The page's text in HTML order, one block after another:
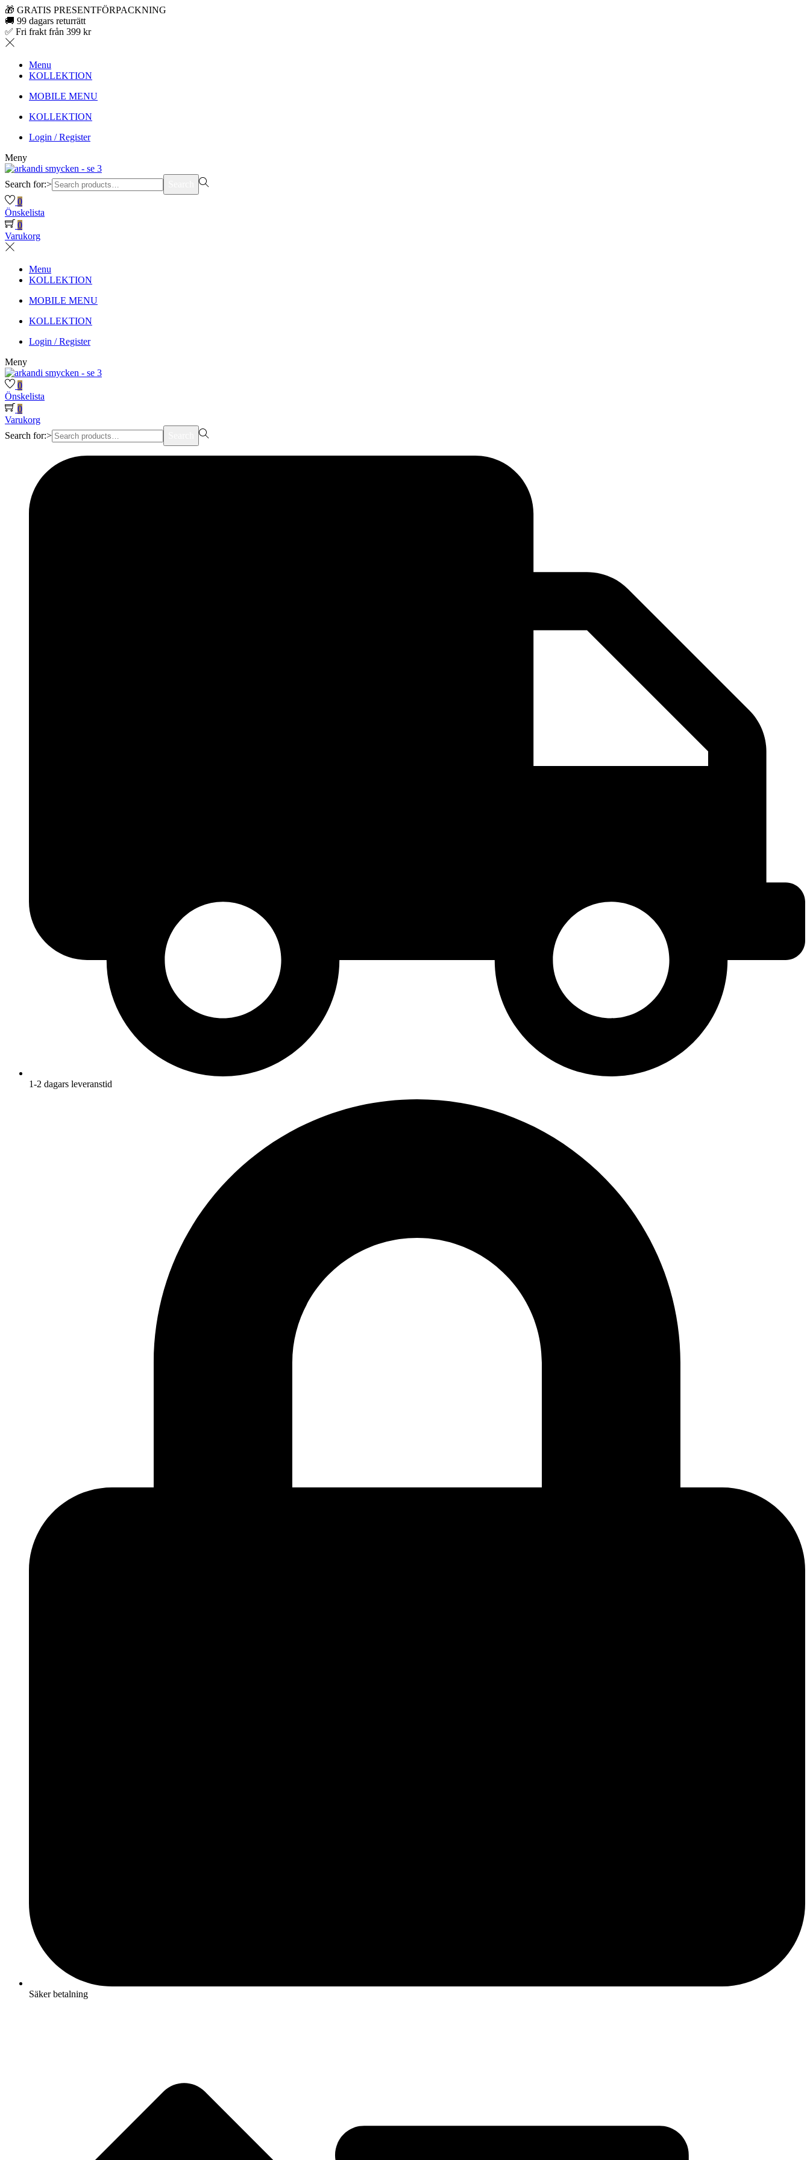
🎁 GRATIS PRESENTFÖRPACKNING
🚚 99 dagars returrätt
✅ Fri frakt från 399 kr
Menu
KOLLEKTION
MOBILE MENU
KOLLEKTION
Login / Register
Meny
Search for:>
0
Önskelista
0
Varukorg
Menu
KOLLEKTION
MOBILE MENU
KOLLEKTION
Login / Register
Meny
0
Önskelista
0
Varukorg
Search for:>
1-2 dagars leveranstid
Säker betalning